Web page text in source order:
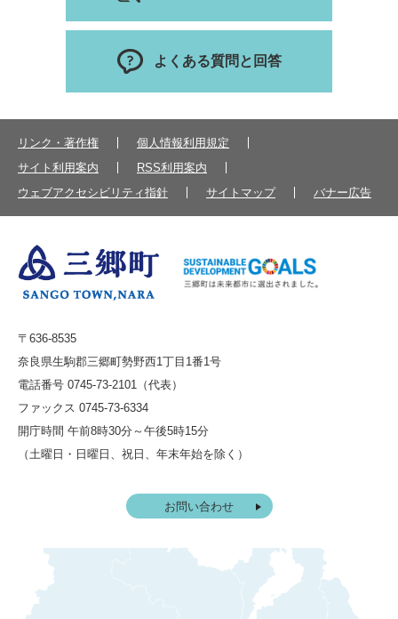
よくある質問と回答
リンク・著作権
個人情報利用規定
サイト利用案内
RSS利用案内
ウェブアクセシビリティ指針
サイトマップ バナー広告
〒636-8535
奈良県生駒郡三郷町勢野西1丁目1番1号
電話番号 0745-73-2101（代表）
ファックス 0745-73-6334
開庁時間 午前8時30分～午後5時15分
（土曜日・日曜日、祝日、年末年始を除く）
お問い合わせ